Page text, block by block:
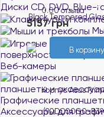
Диски CD, DVD, Blue-
поверхности и
Веб-камеры
планшеты и
Графические
Аксессуары для
0.00 отзыва
5157 грн
В корзину